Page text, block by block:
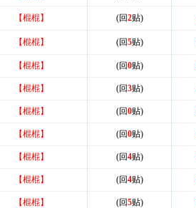
【棍棍】 (回2贴)
【棍棍】 (回5贴)
【棍棍】 (回0贴)
【棍棍】 (回3贴)
【棍棍】 (回0贴)
【棍棍】 (回0贴)
【棍棍】 (回4贴)
【棍棍】 (回4贴)
【棍棍】 (回5贴)